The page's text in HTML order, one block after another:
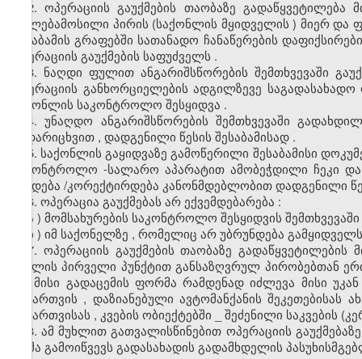
2.ოპერაციის გაუქმების თაობაზე გადაწყვეტილება
უფლებამოსილი პირის (საქონლის მყიდველის ) მიერ და
შესაბამის გრაფებში სათანადო ჩანაწერების
ოპერაციის გაუქმების საფუძველს .
3. ნაღდი ფულით ანგარიშსწორების შემთხვევაში
ოპერაციის განხორციელების ადგილზევე საგადასახადო
საქონლის საკონტროლო შესყიდვა .
4.უნაღდო ანგარიშსწორების შემთხვევაში
გადარიცხვით , დადგენილი წესის შესაბამისად .
5. საქონლის გაყიდვაზე გამოწერილი შესაბამისი
საკონტროლო -სალარო აპარატით ამობეჭდილი ჩეკი და
უქმდება /კორექტირდება კანონმდებლობითდადგენილი
6. ოპერაცია გაუქმებას არ ექვემდებარება :
ა ) მომსახურების საკონტროლო შესყიდვის შემთხვევაში
ბ ) იმ საქონელზე , რომელიც არუბრუნდება გამყიდველს
7. ოპერაციის გაუქმების თაობაზე გადაწყვეტილების
მუხლის პირველი პუნქტით განსაზღვრულ პირობებთან
მისი გადაცემის ფორმა რამდენად იძლევა მისი უკან
გამართვის , დაზიანებული ავტომანქანის შეკეთებისას
გამართვისას , კვების ობიექტებში შეძენილი საკვების (
8.ამ მუხლით გათვალისწინებით ოპერაციის გაუქმებაზე
თქმა გამოიწვევს გადასახადის გადამხდელის